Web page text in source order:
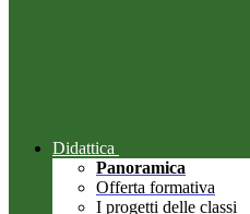
Didattica
Panoramica
Offerta formativa
I progetti delle classi